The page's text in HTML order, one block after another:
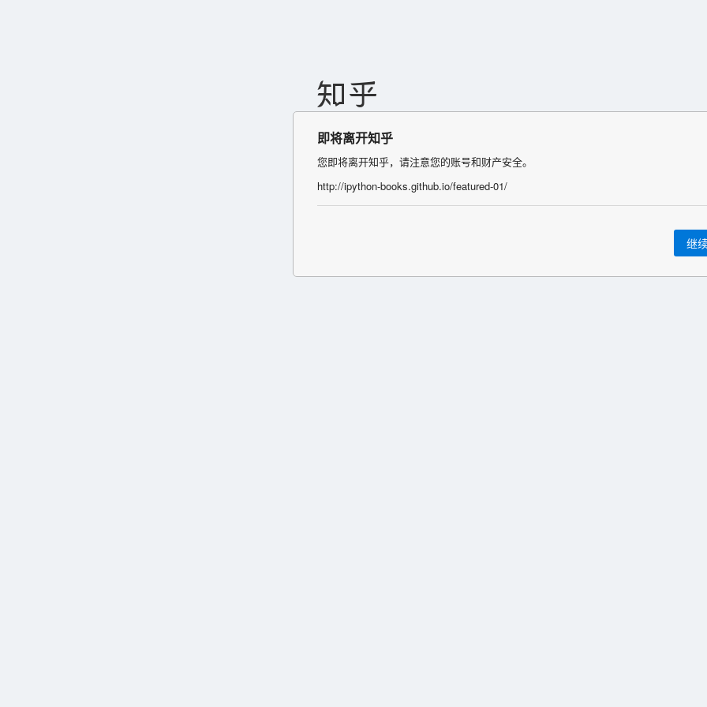
即将离开知乎
您即将离开知乎，请注意您的账号和财产安全。
http://ipython-books.github.io/featured-01/
继